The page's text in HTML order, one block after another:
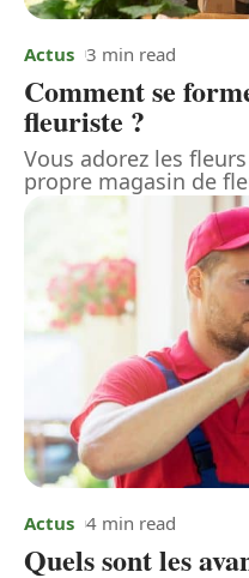
Actus 3 min read
Comment se
fleuriste ?
Vous adorez les
propre magasin de
Actus 4 min read
Quels sont les